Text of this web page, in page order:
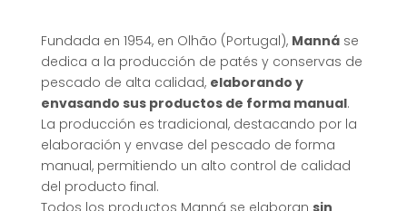
Fundada en 1954, en Olhão (Portugal), Mannáse
dedica a la producción de patés y conservas de
pescado de alta calidad, elaborando y
envasando sus productos de forma manual.
La producción es tradicional, destacando por la
elaboración y envase del pescado de forma
manual, permitiendo un alto control de calidad
del producto final.